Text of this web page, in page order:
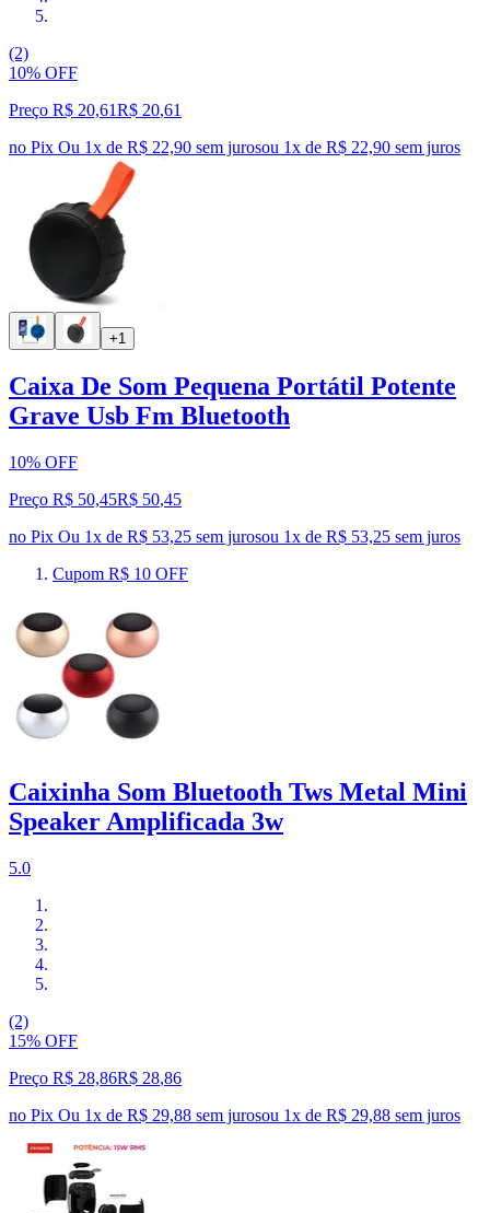
(2)
10% OFF
Preço R$ 20,61R$ 20,61
no Pix Ou 1x de R$ 22,90 sem jurosou 1x de R$ 22,90 sem juros
+1
Caixa De Som Pequena Portátil Potente
Grave Usb Fm Bluetooth
10% OFF
Preço R$ 50,45R$ 50,45
no Pix Ou 1x de R$ 53,25 sem jurosou 1x de R$ 53,25 sem juros
Cupom R$ 10 OFF
Caixinha Som Bluetooth Tws Metal Mini
Speaker Amplificada 3w
5.0
(2)
15% OFF
Preço R$ 28,86R$ 28,86
no Pix Ou 1x de R$ 29,88 sem jurosou 1x de R$ 29,88 sem juros